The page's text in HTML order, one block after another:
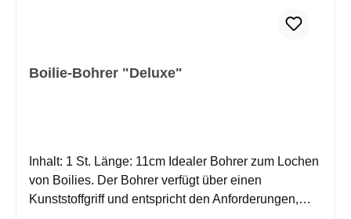
Boilie-Bohrer "Deluxe"
Inhalt: 1 St. Länge: 11cm Idealer Bohrer zum Lochen
von Boilies. Der Bohrer verfügt über einen
Kunststoffgriff und entspricht den Anforderungen,